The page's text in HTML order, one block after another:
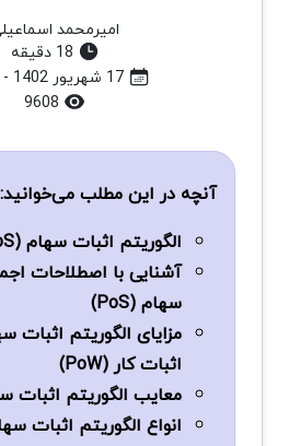
امیرمحمد
17 شهریور 1402 - 11:11
آنچه در این مطلب می‌خوانید:
الگوریتم اثبات سهام (PoS) چیست؟
آشنایی با اصطلاحات
سهام (PoS)
مزایای الگوریتم اثبات
اثبات کار (PoW)
معایب الگوریتم اثبات
انواع الگوریتم اثبات